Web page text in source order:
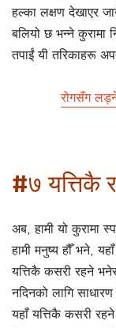
हल्का लक्षण देखाएर
बलियो छ भन्ने कुरामा
तपाईं यी तरिकाहरू
रोगसँग लड्ने
#७ यत्तिकै
अब, हामी यो कुरामा
हामी मनुष्य हौँ भने,
यत्तिकै कसरी रहने भनेर
नदिनको लागि
यहाँ यत्तिकै कसरी